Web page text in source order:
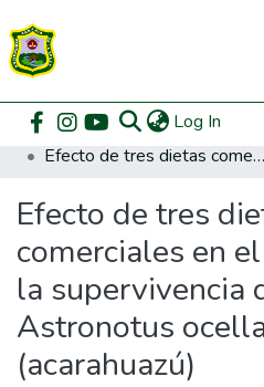
Log In
Communities & Collections
All of DSpace
DSpace Statistics
Home Pregrado Facultad
Efecto de tres dietas comerciales en el crecimiento y la supervivencia de alevines de Astronotus ocellatus (acarahuazú)
Efecto de tres
comerciales en
la supervivencia
Astronotus
(acarahuazú)